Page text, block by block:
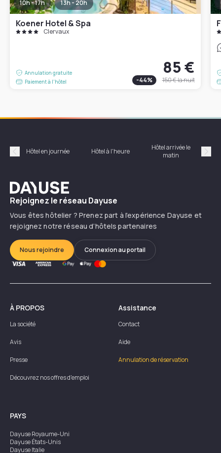
10h - 17h 13h - 20h
Koener Hotel & Spa
Clervaux
Annulation gratuite
Paiement à l'hôtel
85 €
-44% 150 €la nuit
Précédent
Hôtel en journée Hôtel à l'heure
Hôtel arrivée le
matin
Dayuse
Rejoignez le réseau Dayuse
Vous êtes hôtelier ? Prenez part à l’expérience Dayuse et
rejoignez notre réseau d’hôtels partenaires
Nous rejoindre Connexion au portail
À PROPOS
La société
Avis
Presse
Découvrez nos offres d'emploi
Assistance
Contact
Aide
Annulation de réservation
PAYS
DayuseRoyaume-Uni
DayuseÉtats-Unis
DayuseItalie